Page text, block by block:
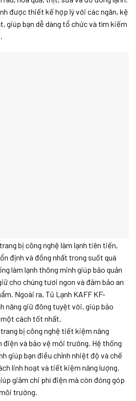
được thiết kế hợp lý với các ngăn, kệ
giúp bạn dễ dàng tổ chức và tìm kiếm
bị công nghệ làm lạnh tiên tiến,
định và đồng nhất trong suốt quá
làm lạnh thông minh giúp bảo quản
cho chúng tươi ngon và đảm bảo an
Ngoài ra, Tủ Lạnh KAFF KF-
năng giữ đông tuyệt vời, giúp bảo
cách tốt nhất.
bị công nghệ tiết kiệm năng
và bảo vệ môi trường. Hệ thống
giúp bạn điều chỉnh nhiệt độ và chế
linh hoạt và tiết kiệm năng lượng.
giảm chi phí điện mà còn đóng góp
trường.